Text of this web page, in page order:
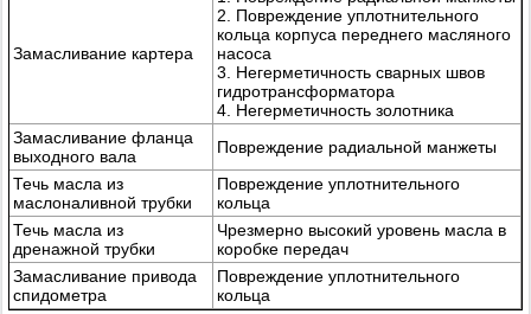
Замасливание картера
2. Повреждение уплотнительного
кольца корпуса переднего масляного
насоса
3. Негерметичность сварных швов
гидротрансформатора
4. Негерметичность золотника
Замасливание фланца
выходного вала
Повреждение радиальной манжеты
Течь масла из
маслоналивной трубки
Повреждение уплотнительного
кольца
Течь масла из
дренажной трубки
Чрезмерно высокий уровень масла в
коробке передач
Замасливание привода
спидометра
Повреждение уплотнительного
кольца